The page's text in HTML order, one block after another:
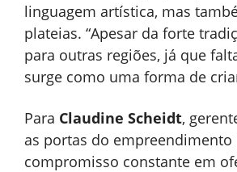
linguagem artística, mas
plateias. “Apesar da forte
para outras regiões, já que
surge como uma forma de
Para Claudine Scheidt,
as portas do empreendimento
compromisso constante em